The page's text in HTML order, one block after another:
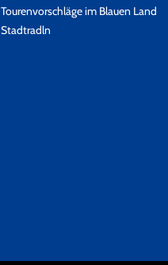
Tourenvorschläge im Blauen Land
Stadtradln